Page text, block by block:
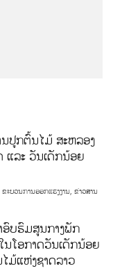
ປູກຕົ້ນໄມ້ ສະຫລອງ
ແລະ ວັນເດັກນ້ອຍ
ຂະບວນການອອກແຮງງານ,ຂ່າວສານ
ອົບຮົມສູນກາງພັກ
ໂອກາດວັນເດັກນ້ອຍ
ມ້ແຫ່ງຊາດລາວ